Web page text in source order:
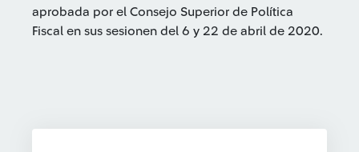
aprobada por el Consejo Superior de Política
Fiscal en sus sesionen del 6 y 22 de abril de 2020.